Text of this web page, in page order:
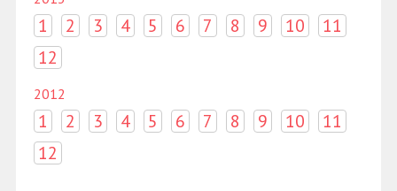
1 2 3 4 5 6 7 8 9 10
11
12
2012
1 2 3 4 5 6 7 8 9 10
11
12